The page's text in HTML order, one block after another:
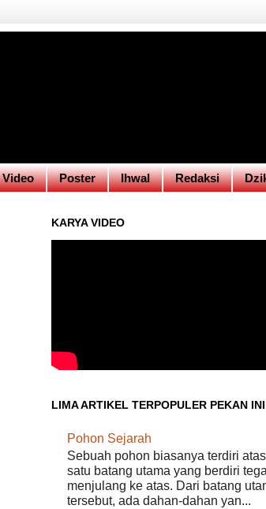
Video Poster Ihwal Redaksi
KARYA VIDEO
LIMA ARTIKEL TERPOPULER PEKAN INI
Pohon Sejarah
Sebuah pohon biasanya terdiri atas
satu batang utama yang berdiri
menjulang ke atas. Dari batang
tersebut, ada dahan-dahan yan...